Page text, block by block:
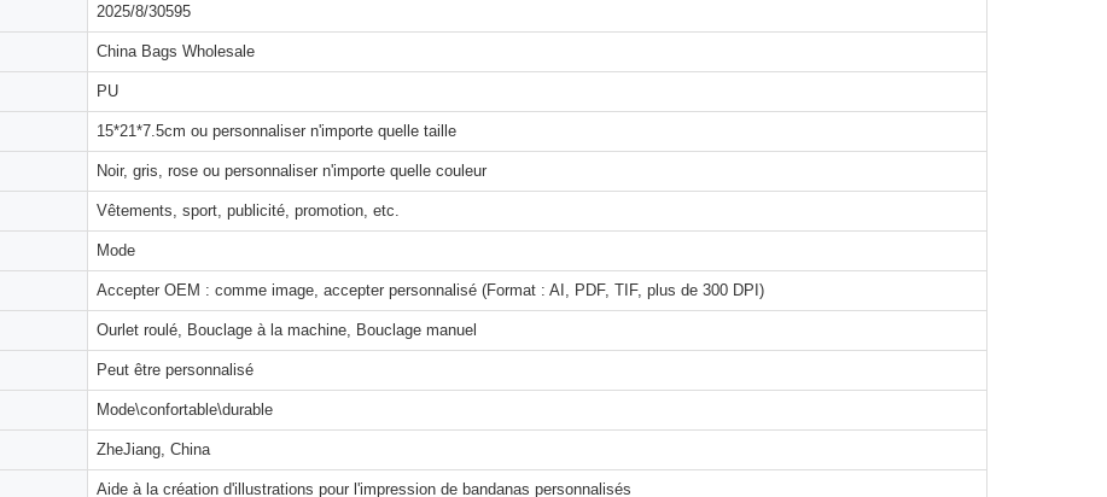
2025/8/30595
China Bags Wholesale
PU
15*21*7.5cm ou personnaliser n'importe quelle taille
Noir, gris, rose ou personnaliser n'importe quelle couleur
Vêtements, sport, publicité, promotion, etc.
Mode
Accepter OEM : comme image, accepter personnalisé (Format : AI, PDF, TIF, plus de 300 DPI)
Ourlet roulé, Bouclage à la machine, Bouclage manuel
Peut être personnalisé
Mode\confortable\durable
ZheJiang, China
Aide à la création d'illustrations pour l'impression de bandanas personnalisés